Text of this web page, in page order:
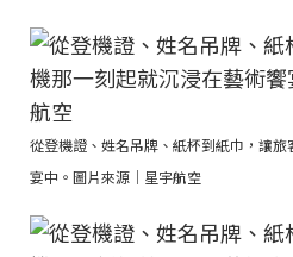
從登機證、姓名吊牌、紙杯到紙巾，讓
宴中。圖片來源｜星宇航空